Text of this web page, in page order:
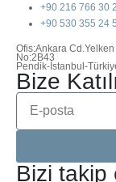
+90 216 766 30
+90 530 355 24
Ofis:Ankara
No:2B43
Pendik-İstanbul-
Bize
Bizi takip